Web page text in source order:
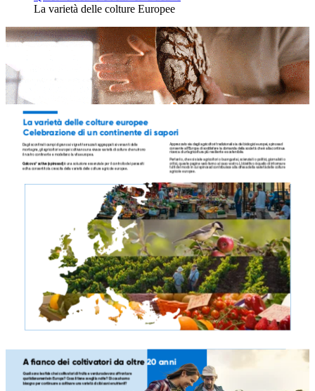
La varietà delle colture Europee